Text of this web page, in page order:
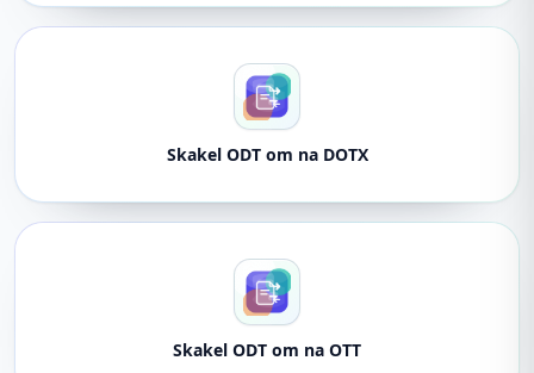
Skakel ODT om na DOTX
Skakel ODT om na OTT